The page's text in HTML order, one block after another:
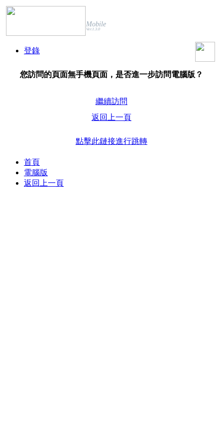
Mobile
Ver.1.3.0
登錄
您訪問的頁面無手機頁面，是否進一步訪問電腦版？
繼續訪問
返回上一頁
點擊此鏈接進行跳轉
首頁
電腦版
返回上一頁